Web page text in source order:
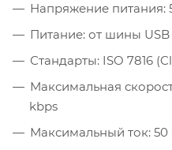
Напряжение питания:
Питание: от шины USB
Стандарты: ISO 7816
Максимальная
kbps
Максимальный ток: